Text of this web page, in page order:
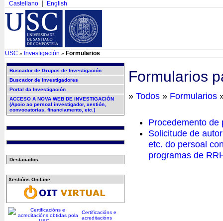
Castellano English
USC » Investigación » Formularios
Buscador de Grupos de Investigación
Buscador de investigadores
Portal da Investigación
ACCESO A NOVA WEB DE INVESTIGACIÓN
(Apoio ao persoal investigador, xestión,
convocatorias, financiamento, etc.)
Destacados
Xestións On-Line
Certificacións e
acreditacións
Formularios
» Todos » Formularios
Procedemento de
Solicitude de
etc. do persoal
programas de